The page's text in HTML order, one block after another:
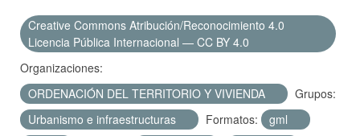
Creative Commons Atribución/Reconocimiento 4.0
Licencia Pública Internacional — CC BY 4.0
Organizaciones:
ORDENACIÓN DEL TERRITORIO Y VIVIENDA
Grupos:
Urbanismo e infraestructuras
Formatos:
gml